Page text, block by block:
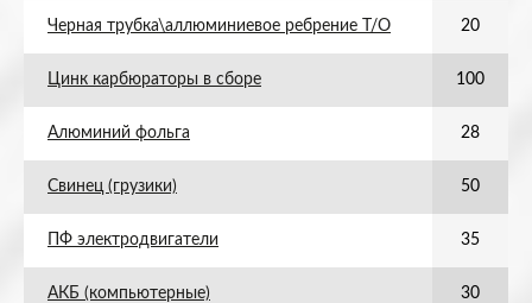
Черная трубка\аллюминиевое ребрение Т/О 20
Цинк карбюраторы в сборе 100
Алюминий фольга 28
Свинец (грузики) 50
ПФ электродвигатели 35
АКБ (компьютерные) 30